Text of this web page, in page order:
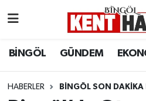
BİNGÖL GÜNDEM
HABERLER BINGÖL SON DAKIKA
BİLİM-TEKNOLOJİ
Bingöl Hava Durumu